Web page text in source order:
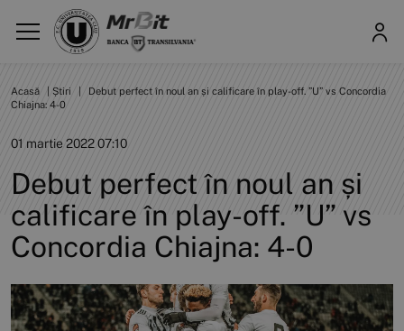
Acasă Știri
Debut perfect în noul an și calificare în play-off. ”U” vs Concordia
Chiajna: 4-0
01 martie 2022 07:10
Debut perfect în noul an și
calificare în play-off. ”U” vs
Concordia Chiajna: 4-0